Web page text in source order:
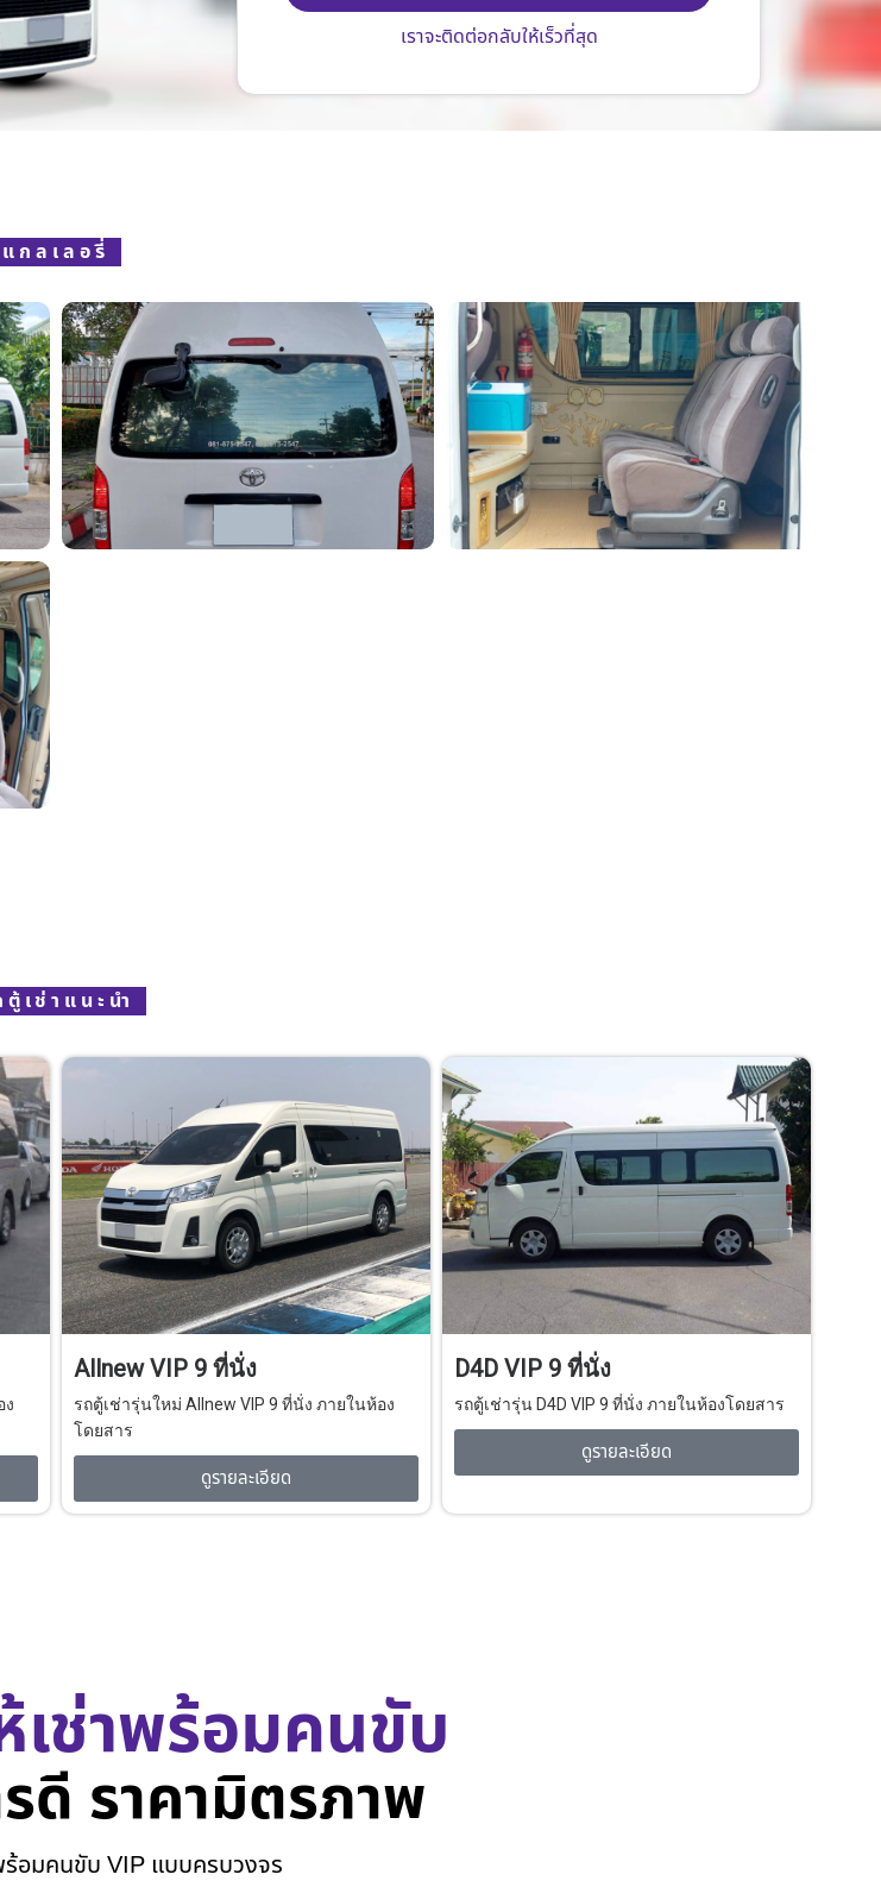
เราจะติดต่อกลับให้เร็วที่สุด
แกลเลอรี่
เช่าแนะนำ
ง
Allnew VIP 9 ที่นั่ง
รถตู้เช่ารุ่นใหม่ Allnew VIP 9 ที่นั่ง ภายในห้อง
โดยสาร
ดูรายละเอียด
D4D VIP 9 ที่นั่ง
รถตู้เช่ารุ่น D4D VIP 9 ที่นั่ง ภายในห้องโดยสาร
ดูรายละเอียด
เช่าพร้อมคนขับ
ดี ราคามิตรภาพ
ร้อมคนขับ VIP แบบครบวงจร